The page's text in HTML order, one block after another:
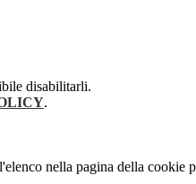
disabilitarli.
.
nella pagina della cookie